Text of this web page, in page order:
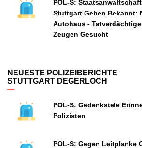
POL-S:
Stuttgart Geben Bekannt:
Autohaus -
Zeugen Gesucht
NEUESTE POLIZEIBERICHTE
STUTTGART DEGERLOCH
POL-S: Gedenkstele
Polizisten
POL-S: Gegen Leitplanke